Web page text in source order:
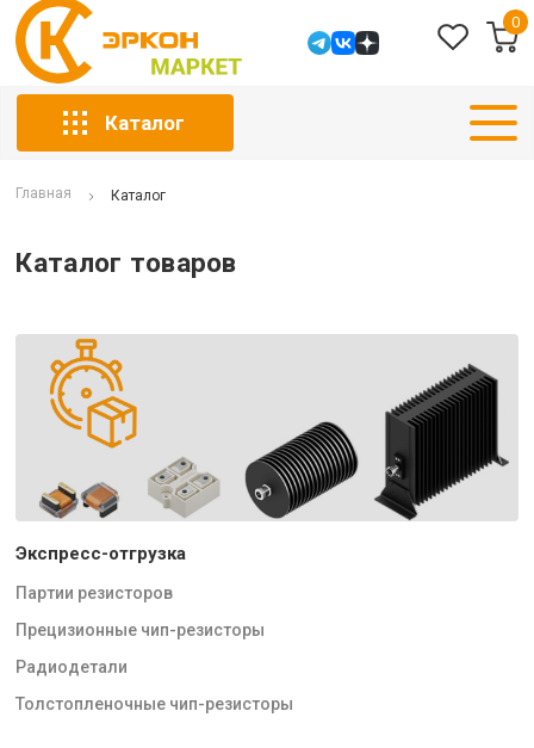
0
Каталог
Главная Каталог
Каталог товаров
Экспресс-отгрузка
Партии резисторов
Прецизионные чип-резисторы
Радиодетали
Толстопленочные чип-резисторы